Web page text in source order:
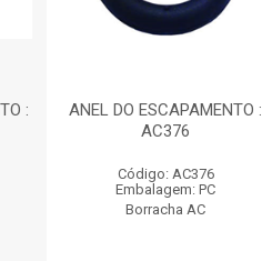
:
ANEL DO ESCAPAMENTO :
AC376
Código: AC376
Embalagem: PC
Borracha AC